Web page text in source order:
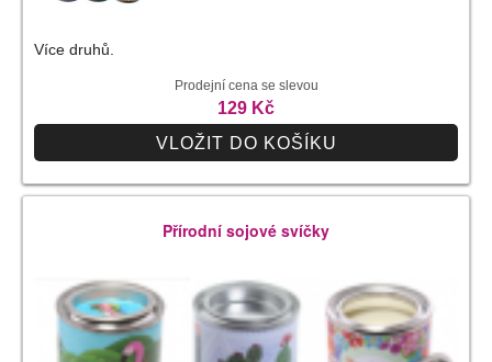
Více druhů.
Prodejní cena se slevou
129 Kč
VLOŽIT DO KOŠÍKU
Přírodní sojové svíčky